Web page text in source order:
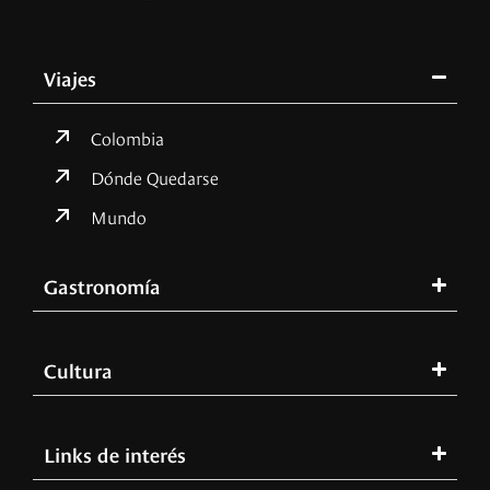
Viajes
Colombia
Dónde Quedarse
Mundo
Gastronomía
Cultura
Links de interés